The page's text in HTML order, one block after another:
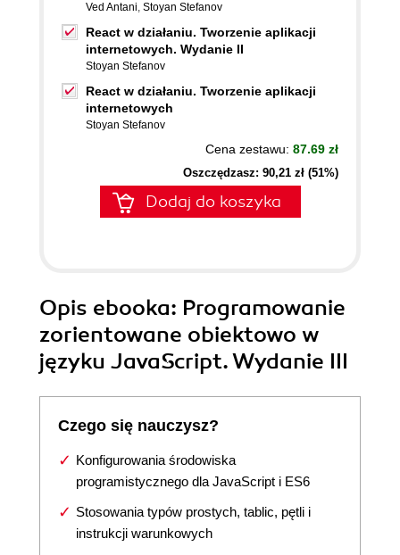
Ved Antani, Stoyan Stefanov
React w działaniu. Tworzenie aplikacji
internetowych. Wydanie II
Stoyan Stefanov
React w działaniu. Tworzenie aplikacji
internetowych
Stoyan Stefanov
Cena zestawu: 87.69 zł
Oszczędzasz: 90,21 zł (51%)
Dodaj do koszyka
Opis ebooka: Programowanie
zorientowane obiektowo w
języku JavaScript. Wydanie III
Czego się nauczysz?
Konfigurowania środowiska
programistycznego dla JavaScript i ES6
Stosowania typów prostych, tablic, pętli i
instrukcji warunkowych